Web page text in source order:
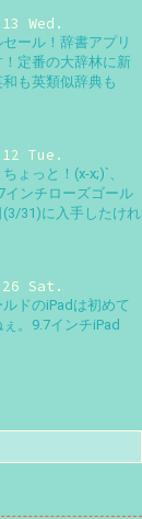
Wed.
ール！辞書アプリ
定番の大辞林に新
も英類似辞典も
Tue.
ょっと！(x-x;)`、
インチローズゴール
(3/31)に入手したけれ
Sat.
ドのiPadは初めて
。9.7インチiPad